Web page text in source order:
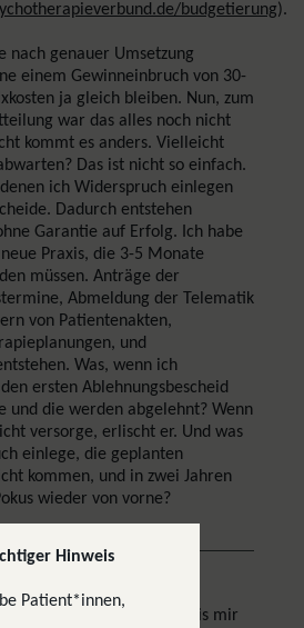
budgetierung).
nach genauer Umsetzung
einem Gewinneinbruch von 30-
ja gleich bleiben. Nun, zum
war das alles noch nicht
kommt es anders. Vielleicht
Das ist nicht so einfach.
ich Widerspruch einlegen
Dadurch entstehen
Garantie auf Erfolg. Ich habe
Praxis, die 3-5 Monate
müssen. Anträge der
Abmeldung der Telematik
von Patientenakten,
und
Was, wenn ich
ersten Ablehnungsbescheid
und die werden abgelehnt? Wenn
versorge, erlischt er. Und was
einlege, die geplanten
kommen, und in zwei Jahren
wieder von vorne?
öfter nachts wach
"wie mache ich das"? Bis mir
Hinweis
Patient*innen,